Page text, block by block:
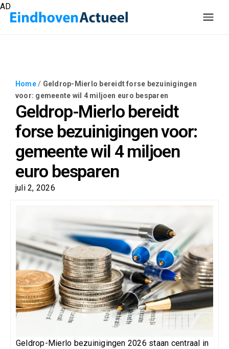
Home/ Geldrop-Mierlo bereidt forse bezuinigingen
voor: gemeente wil 4 miljoen euro besparen
Geldrop-Mierlo bereidt
forse bezuinigingen voor:
gemeente wil 4 miljoen
euro besparen
juli 2, 2026
Geldrop-Mierlo bezuinigingen 2026 staan centraal in
AD